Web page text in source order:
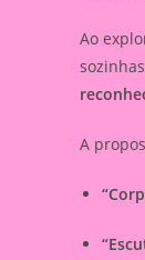
Ao
A